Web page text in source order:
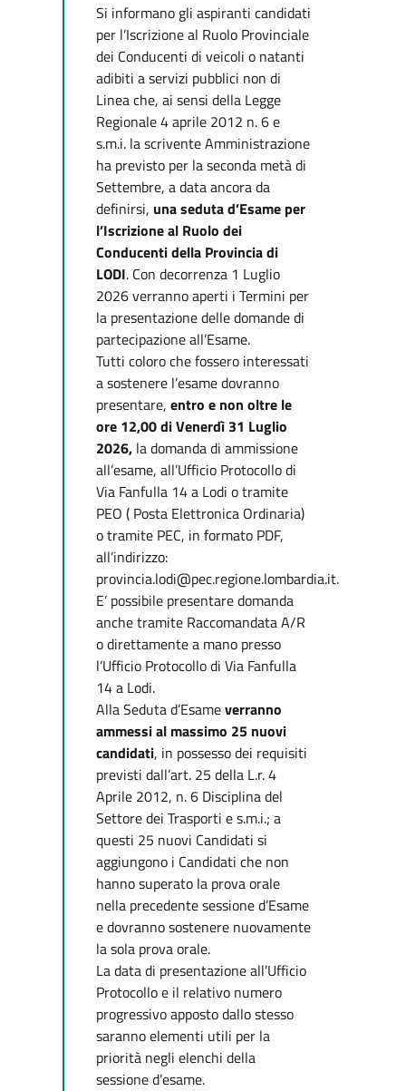
Si informano gli aspiranti candidati
per l’Iscrizione al Ruolo Provinciale
dei Conducenti di veicoli o natanti
adibiti a servizi pubblici non di
Linea che, ai sensi della Legge
Regionale 4 aprile 2012 n. 6 e
s.m.i. la scrivente Amministrazione
ha previsto per la seconda metà di
Settembre, a data ancora da
definirsi, una seduta d’Esame per
l’Iscrizione al Ruolo dei
Conducenti della Provincia di
LODI. Con decorrenza 1 Luglio
2026 verranno aperti i Termini per
la presentazione delle domande di
partecipazione all’Esame.
Tutti coloro che fossero interessati
a sostenere l’esame dovranno
presentare, entro e non oltre le
ore 12,00 di Venerdì 31 Luglio
2026, la domanda di ammissione
all’esame, all’Ufficio Protocollo di
Via Fanfulla 14 a Lodi o tramite
PEO ( Posta Elettronica Ordinaria)
o tramite PEC, in formato PDF,
all’indirizzo:
provincia.lodi@pec.regione.lombardia.it.
E’ possibile presentare domanda
anche tramite Raccomandata A/R
o direttamente a mano presso
l’Ufficio Protocollo di Via Fanfulla
14 a Lodi.
Alla Seduta d’Esameverranno
ammessi al massimo 25 nuovi
candidati, in possesso dei requisiti
previsti dall’art. 25 della L.r. 4
Aprile 2012, n. 6 Disciplina del
Settore dei Trasporti e s.m.i.; a
questi 25 nuovi Candidati si
aggiungono i Candidati che non
hanno superato la prova orale
nella precedente sessione d’Esame
e dovranno sostenere nuovamente
la sola prova orale.
La data di presentazione all’Ufficio
Protocollo e il relativo numero
progressivo apposto dallo stesso
saranno elementi utili per la
priorità negli elenchi della
sessione d’esame.